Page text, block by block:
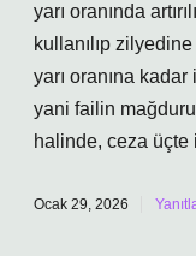
yarı oranında
kullanılıp
yarı oranına
yani failin
halinde, ceza
Ocak 29, 2026